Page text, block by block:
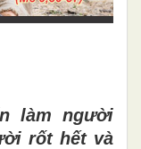
làm người
rốt hết và